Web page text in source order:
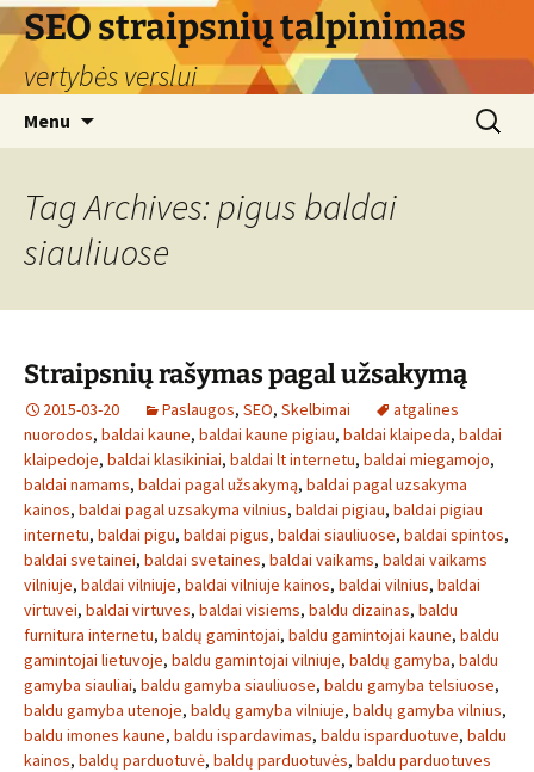
Skip
to
content
SEO straipsnių talpinimas
vertybės verslui
Menu
Search
for:
Tag Archives: pigus baldai
siauliuose
Straipsnių rašymas pagal užsakymą
2015-03-20 Paslaugos, SEO, Skelbimai
atgalines
nuorodos, baldai kaune, baldai kaune pigiau, baldai klaipeda, baldai
klaipedoje, baldai klasikiniai, baldai lt internetu, baldai miegamojo,
baldai namams, baldai pagal užsakymą, baldai pagal uzsakyma
kainos, baldai pagal uzsakyma vilnius, baldai pigiau, baldai pigiau
internetu, baldai pigu, baldai pigus, baldai siauliuose, baldai spintos,
baldai svetainei, baldai svetaines, baldai vaikams, baldai vaikams
vilniuje, baldai vilniuje, baldai vilniuje kainos, baldai vilnius, baldai
virtuvei, baldai virtuves, baldai visiems, baldu dizainas, baldu
furnitura internetu, baldų gamintojai, baldu gamintojai kaune, baldu
gamintojai lietuvoje, baldu gamintojai vilniuje, baldų gamyba, baldu
gamyba siauliai, baldu gamyba siauliuose, baldu gamyba telsiuose,
baldu gamyba utenoje, baldų gamyba vilniuje, baldų gamyba vilnius,
baldu imones kaune, baldu ispardavimas, baldu isparduotuve, baldu
kainos, baldų parduotuvė, baldų parduotuvės, baldu parduotuves